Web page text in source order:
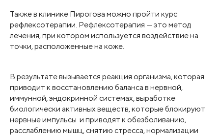
нарушения осанки и сколиозы;
артрозы и артриты;
заболевания внутренних органов;
половые расстройства;
Также в клинике Пирогова можно пройти курс
рефлексотерапии. Рефлексотерапия — это метод
лечения, при котором используется воздействие на
точки, расположенные на коже.
В результате вызывается реакция организма, которая
приводит к восстановлению баланса в нервной,
иммунной, эндокринной системах, выработке
биологически активных веществ, которые блокируют
нервные импульсы и приводят к обезболиванию,
расслаблению мышц, снятию стресса, нормализации